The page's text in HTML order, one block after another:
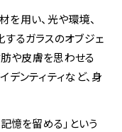
を用い、光や環境、
るガラスのオブジェ
肪や皮膚を思わせる
デンティティなど、身
憶を留める」という